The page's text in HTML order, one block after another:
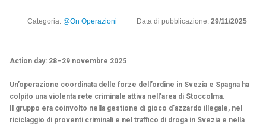
Categoria: @On Operazioni Data di pubblicazione: 29/11/2025
Action day: 28–29 novembre 2025
Un’operazione coordinata delle forze dell’ordine in Svezia e Spagna ha
colpito una violenta rete criminale attiva nell’area di Stoccolma.
Il gruppo era coinvolto nella gestione di gioco d’azzardo illegale, nel
riciclaggio di proventi criminali e nel traffico di droga in Svezia e nella